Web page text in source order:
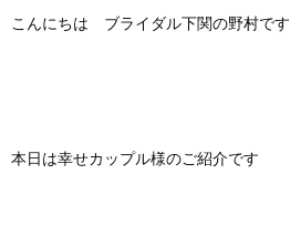
こんにちは ブライダル下関の野村です
本日は幸せカップル様のご紹介です